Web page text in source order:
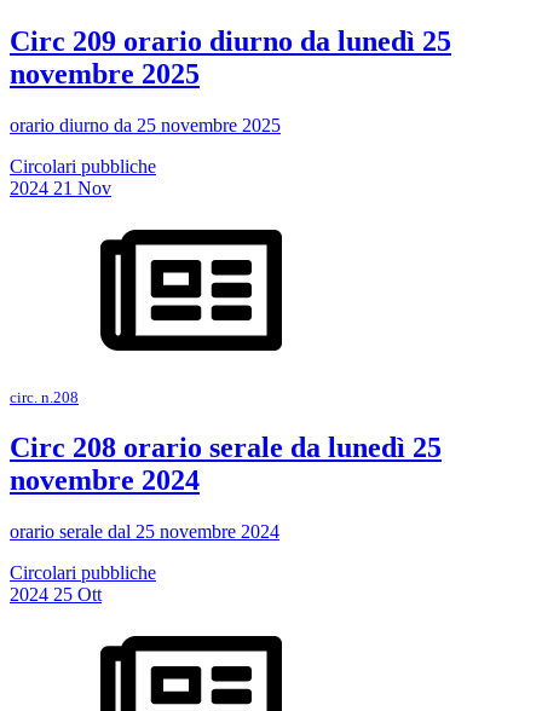
Circ 209 orario diurno da lunedì 25
novembre 2025
orario diurno da 25 novembre 2025
Circolari pubbliche
2024 21 Nov
circ. n.208
Circ 208 orario serale da lunedì 25
novembre 2024
orario serale dal 25 novembre 2024
Circolari pubbliche
2024 25 Ott